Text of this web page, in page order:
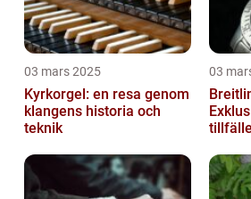
03 mars 2025
Kyrkorgel: en resa genom
klangens historia och
teknik
03